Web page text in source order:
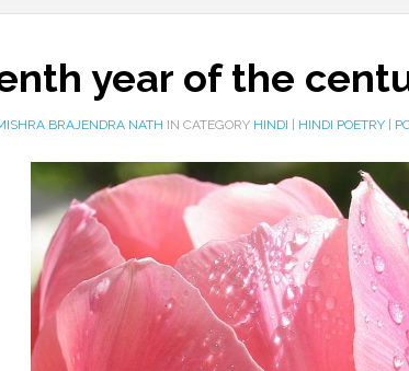
year of the
BRAJENDRA NATH IN CATEGORY HINDI HINDI POETRY